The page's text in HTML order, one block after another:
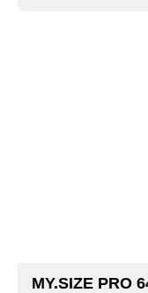
MY.SIZE PRO